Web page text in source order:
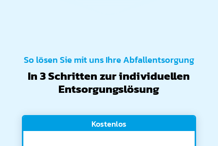
So lösen Sie mit uns Ihre Abfallentsorgung
In 3 Schritten zur individuellen
Entsorgungslösung
Kostenlos